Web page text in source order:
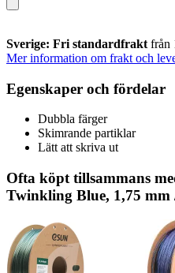
Sverige: Fri standardfrakt från
Mer information om frakt och
Egenskaper och fördelar
Dubbla färger
Skimrande partiklar
Lätt att skriva ut
Ofta köpt tillsammans
Twinkling Blue, 1,75 mm